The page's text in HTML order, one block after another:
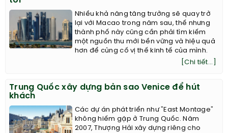
Nhiều khả năng tăng trưởng sẽ quay trở
lại với Macao trong năm sau, thế nhưng
thành phố này cũng cần phải tìm kiếm
một nguồn thu mới bền vững và hiệu quả
hơn để củng cố vị thế kinh tế của mình.
[Chi tiết...]
Trung Quốc xây dựng bản sao Venice để hút
khách
Các dự án phát triển như "East Montage"
không hiếm gặp ở Trung Quốc. Năm
2007, Thượng Hải xây dựng riêng cho